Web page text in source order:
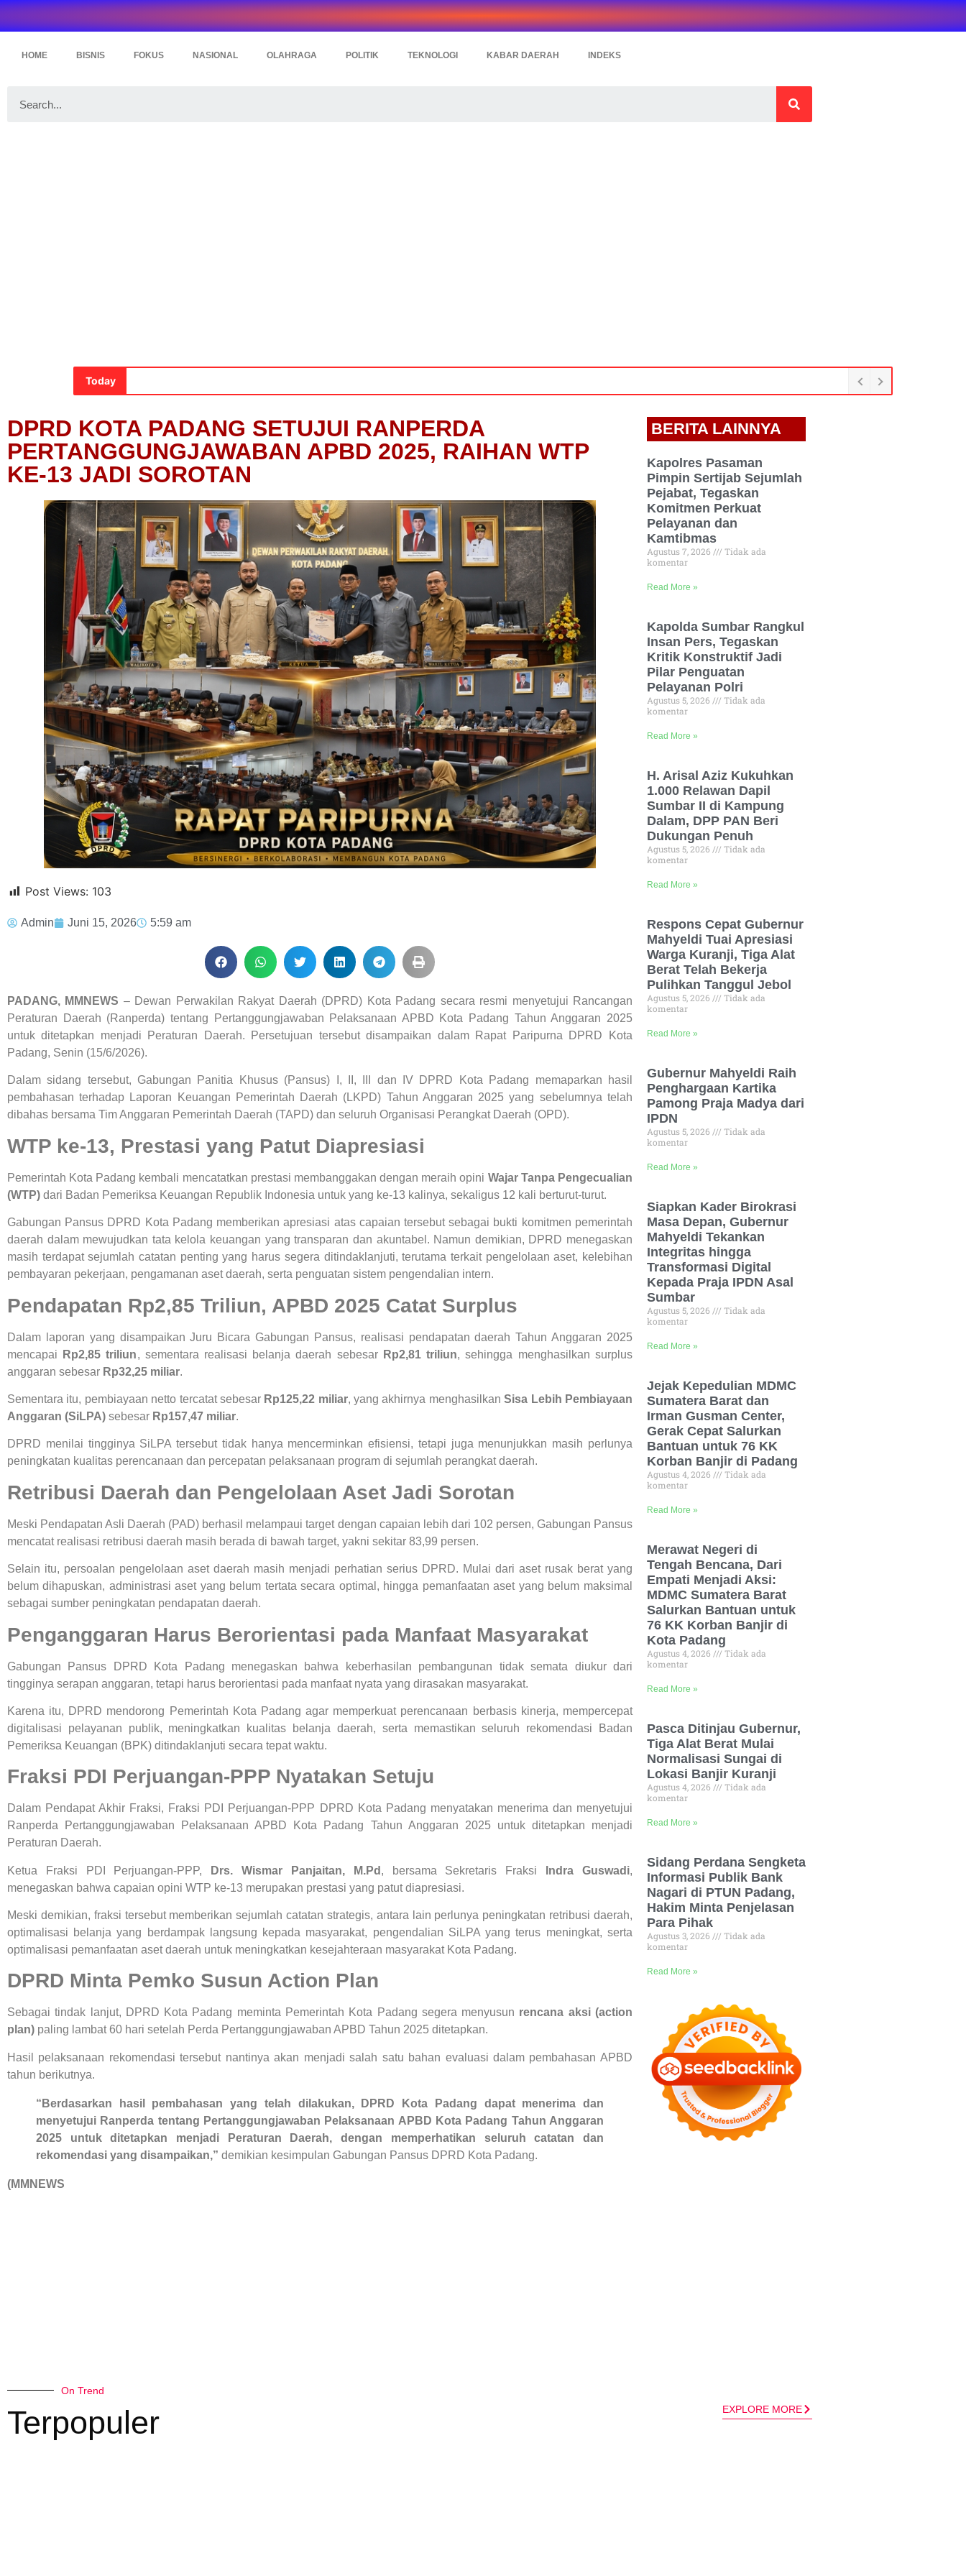
HOME BISNIS FOKUS NASIONAL OLAHRAGA POLITIK TEKNOLOGI KABAR DAERAH INDEKS
Today
DPRD KOTA PADANG SETUJUI RANPERDA
PERTANGGUNGJAWABAN APBD 2025, RAIHAN WTP
KE-13 JADI SOROTAN
Post Views: 103
Admin Juni 15, 2026 5:59 am
PADANG, MMNEWS – Dewan Perwakilan Rakyat Daerah (DPRD) Kota Padang secara resmi menyetujui Rancangan
Peraturan Daerah (Ranperda) tentang Pertanggungjawaban Pelaksanaan APBD Kota Padang Tahun Anggaran 2025
untuk ditetapkan menjadi Peraturan Daerah. Persetujuan tersebut disampaikan dalam Rapat Paripurna DPRD Kota
Padang, Senin (15/6/2026).
Dalam sidang tersebut, Gabungan Panitia Khusus (Pansus) I, II, III dan IV DPRD Kota Padang memaparkan hasil
pembahasan terhadap Laporan Keuangan Pemerintah Daerah (LKPD) Tahun Anggaran 2025 yang sebelumnya telah
dibahas bersama Tim Anggaran Pemerintah Daerah (TAPD) dan seluruh Organisasi Perangkat Daerah (OPD).
WTP ke-13, Prestasi yang Patut Diapresiasi
Pemerintah Kota Padang kembali mencatatkan prestasi membanggakan dengan meraih opini Wajar Tanpa Pengecualian
(WTP) dari Badan Pemeriksa Keuangan Republik Indonesia untuk yang ke-13 kalinya, sekaligus 12 kali berturut-turut.
Gabungan Pansus DPRD Kota Padang memberikan apresiasi atas capaian tersebut sebagai bukti komitmen pemerintah
daerah dalam mewujudkan tata kelola keuangan yang transparan dan akuntabel. Namun demikian, DPRD menegaskan
masih terdapat sejumlah catatan penting yang harus segera ditindaklanjuti, terutama terkait pengelolaan aset, kelebihan
pembayaran pekerjaan, pengamanan aset daerah, serta penguatan sistem pengendalian intern.
Pendapatan Rp2,85 Triliun, APBD 2025 Catat Surplus
Dalam laporan yang disampaikan Juru Bicara Gabungan Pansus, realisasi pendapatan daerah Tahun Anggaran 2025
mencapai
Rp2,85 triliun, sementara realisasi belanja daerah sebesar Rp2,81 triliun, sehingga menghasilkan surplus
anggaran sebesar Rp32,25 miliar.
Sementara itu, pembiayaan netto tercatat sebesar Rp125,22 miliar, yang akhirnya menghasilkanSisa Lebih Pembiayaan
Anggaran (SiLPA) sebesar Rp157,47 miliar.
DPRD menilai tingginya SiLPA tersebut tidak hanya mencerminkan efisiensi, tetapi juga menunjukkan masih perlunya
peningkatan kualitas perencanaan dan percepatan pelaksanaan program di sejumlah perangkat daerah.
Retribusi Daerah dan Pengelolaan Aset Jadi Sorotan
Meski Pendapatan Asli Daerah (PAD) berhasil melampaui target dengan capaian lebih dari 102 persen, Gabungan Pansus
mencatat realisasi retribusi daerah masih berada di bawah target, yakni sekitar 83,99 persen.
Selain itu, persoalan pengelolaan aset daerah masih menjadi perhatian serius DPRD. Mulai dari aset rusak berat yang
belum dihapuskan, administrasi aset yang belum tertata secara optimal, hingga pemanfaatan aset yang belum maksimal
sebagai sumber peningkatan pendapatan daerah.
Penganggaran Harus Berorientasi pada Manfaat Masyarakat
Gabungan Pansus DPRD Kota Padang menegaskan bahwa keberhasilan pembangunan tidak semata diukur dari
tingginya serapan anggaran, tetapi harus berorientasi pada manfaat nyata yang dirasakan masyarakat.
Karena itu, DPRD mendorong Pemerintah Kota Padang agar memperkuat perencanaan berbasis kinerja, mempercepat
digitalisasi pelayanan publik, meningkatkan kualitas belanja daerah, serta memastikan seluruh rekomendasi Badan
Pemeriksa Keuangan (BPK) ditindaklanjuti secara tepat waktu.
Fraksi PDI Perjuangan-PPP Nyatakan Setuju
Dalam Pendapat Akhir Fraksi, Fraksi PDI Perjuangan-PPP DPRD Kota Padang menyatakan menerima dan menyetujui
Ranperda Pertanggungjawaban Pelaksanaan APBD Kota Padang Tahun Anggaran 2025 untuk ditetapkan menjadi
Peraturan Daerah.
Ketua Fraksi PDI Perjuangan-PPP, Drs. Wismar Panjaitan, M.Pd , bersama Sekretaris Fraksi Indra Guswadi,
menegaskan bahwa capaian opini WTP ke-13 merupakan prestasi yang patut diapresiasi.
Meski demikian, fraksi tersebut memberikan sejumlah catatan strategis, antara lain perlunya peningkatan retribusi daerah,
optimalisasi belanja yang berdampak langsung kepada masyarakat, pengendalian SiLPA yang terus meningkat, serta
optimalisasi pemanfaatan aset daerah untuk meningkatkan kesejahteraan masyarakat Kota Padang.
DPRD Minta Pemko Susun Action Plan
Sebagai tindak lanjut, DPRD Kota Padang meminta Pemerintah Kota Padang segera menyusun rencana aksi (action
plan) paling lambat 60 hari setelah Perda Pertanggungjawaban APBD Tahun 2025 ditetapkan.
Hasil pelaksanaan rekomendasi tersebut nantinya akan menjadi salah satu bahan evaluasi dalam pembahasan APBD
tahun berikutnya.
“Berdasarkan hasil pembahasan yang telah dilakukan, DPRD Kota Padang dapat menerima dan
menyetujui Ranperda tentang Pertanggungjawaban Pelaksanaan APBD Kota Padang Tahun Anggaran
2025 untuk ditetapkan menjadi Peraturan Daerah, dengan memperhatikan seluruh catatan dan
rekomendasi yang disampaikan,” demikian kesimpulan Gabungan Pansus DPRD Kota Padang.
(MMNEWS
BERITA LAINNYA
Kapolres Pasaman
Pimpin Sertijab Sejumlah
Pejabat, Tegaskan
Komitmen Perkuat
Pelayanan dan
Kamtibmas
Agustus 7, 2026
Tidak ada
komentar
Read More »
Kapolda Sumbar Rangkul
Insan Pers, Tegaskan
Kritik Konstruktif Jadi
Pilar Penguatan
Pelayanan Polri
Agustus 5, 2026
Tidak ada
komentar
Read More »
H. Arisal Aziz Kukuhkan
1.000 Relawan Dapil
Sumbar II di Kampung
Dalam, DPP PAN Beri
Dukungan Penuh
Agustus 5, 2026
Tidak ada
komentar
Read More »
Respons Cepat Gubernur
Mahyeldi Tuai Apresiasi
Warga Kuranji, Tiga Alat
Berat Telah Bekerja
Pulihkan Tanggul Jebol
Agustus 5, 2026
Tidak ada
komentar
Read More »
Gubernur Mahyeldi Raih
Penghargaan Kartika
Pamong Praja Madya dari
IPDN
Agustus 5, 2026
Tidak ada
komentar
Read More »
Siapkan Kader Birokrasi
Masa Depan, Gubernur
Mahyeldi Tekankan
Integritas hingga
Transformasi Digital
Kepada Praja IPDN Asal
Sumbar
Agustus 5, 2026
Tidak ada
komentar
Read More »
Jejak Kepedulian MDMC
Sumatera Barat dan
Irman Gusman Center,
Gerak Cepat Salurkan
Bantuan untuk 76 KK
Korban Banjir di Padang
Agustus 4, 2026
Tidak ada
komentar
Read More »
Merawat Negeri di
Tengah Bencana, Dari
Empati Menjadi Aksi:
MDMC Sumatera Barat
Salurkan Bantuan untuk
76 KK Korban Banjir di
Kota Padang
Agustus 4, 2026
Tidak ada
komentar
Read More »
Pasca Ditinjau Gubernur,
Tiga Alat Berat Mulai
Normalisasi Sungai di
Lokasi Banjir Kuranji
Agustus 4, 2026
Tidak ada
komentar
Read More »
Sidang Perdana Sengketa
Informasi Publik Bank
Nagari di PTUN Padang,
Hakim Minta Penjelasan
Para Pihak
Agustus 3, 2026
Tidak ada
komentar
Read More »
On Trend
Terpopuler EXPLORE MORE